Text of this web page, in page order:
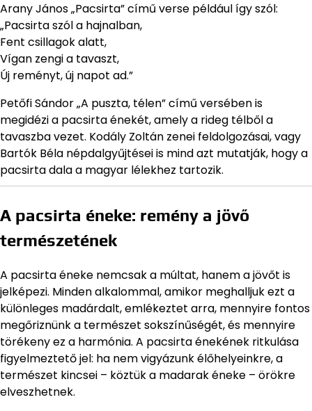
Arany János „Pacsirta” című verse például így szól:
„Pacsirta szól a hajnalban,
Fent csillagok alatt,
Vígan zengi a tavaszt,
Új reményt, új napot ad.”
Petőfi Sándor „A puszta, télen” című versében is
megidézi a pacsirta énekét, amely a rideg télből a
tavaszba vezet. Kodály Zoltán zenei feldolgozásai, vagy
Bartók Béla népdalgyűjtései is mind azt mutatják, hogy a
pacsirta dala a magyar lélekhez tartozik.
A pacsirta éneke: remény a jövő
természetének
A pacsirta éneke nemcsak a múltat, hanem a jövőt is
jelképezi. Minden alkalommal, amikor meghalljuk ezt a
különleges madárdalt, emlékeztet arra, mennyire fontos
megőriznünk a természet sokszínűségét, és mennyire
törékeny ez a harmónia. A pacsirta énekének ritkulása
figyelmeztető jel: ha nem vigyázunk élőhelyeinkre, a
természet kincsei – köztük a madarak éneke – örökre
elveszhetnek.